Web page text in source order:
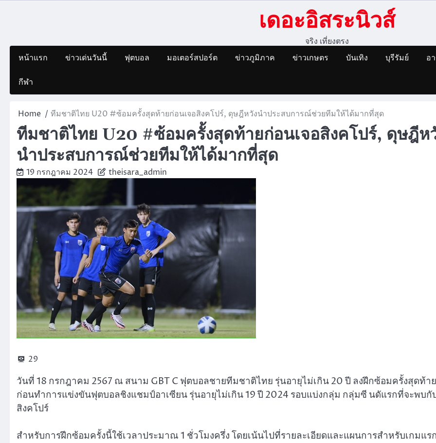
เดอะอิสระนิวส์
จริง เที่ยงตรง
หน้าแรก ข่าวเด่นวันนี้ ฟุตบอล มอเตอร์สปอร์ต ข่าวภูมิภาค ข่าวเกษตร บันเทิง บุรีรัมย์ อ
กีฬา
Home ทีมชาติไทย U20 #ซ้อมครั้งสุดท้ายก่อนเจอสิงคโปร์, ดุษฎีหวังนำประสบการณ์ช่วยทีมให้ได้มากที่สุด
ทีมชาติไทย U20 #ซ้อมครั้งสุดท้ายก่อนเจอสิงคโปร์, ดุษฎีห
นำประสบการณ์ช่วยทีมให้ได้มากที่สุด
19 กรกฎาคม 2024 theisara_admin
29
วันที่ 18 กรกฎาคม 2567 ณ สนาม GBT C ฟุตบอลชายทีมชาติไทย รุ่นอายุไม่เกิน 20 ปี ลงฝึกซ้อมครั้งสุดท้าย
ก่อนทำการแข่งขันฟุตบอลชิงแชมป์อาเซียน รุ่นอายุไม่เกิน 19 ปี 2024 รอบแบ่งกลุ่ม กลุ่มซี นดัแรกที่จะพบกั
สิงคโปร์
สำหรับการฝึกซ้อมครั้งนี้ใช้เวลาประมาณ 1 ชั่วโมงครึ่ง โดยเน้นไปที่รายละเอียดและแผนการสำหรับเกมแรก